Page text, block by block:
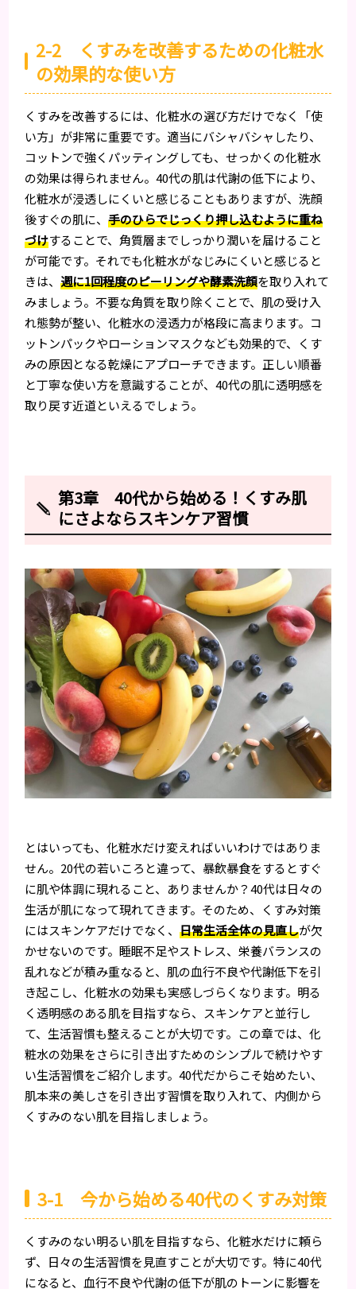
2-2 くすみを改善するための化粧水
の効果的な使い方
くすみを改善するには、化粧水の選び方だけでなく「使
い方」が非常に重要です。適当にバシャバシャしたり、
コットンで強くパッティングしても、せっかくの化粧水
の効果は得られません。40代の肌は代謝の低下により、
化粧水が浸透しにくいと感じることもありますが、洗顔
後すぐの肌に、手のひらでじっくり押し込むように重ね
づけすることで、角質層までしっかり潤いを届けること
が可能です。それでも化粧水がなじみにくいと感じると
きは、週に1回程度のピーリングや酵素洗顔を取り入れて
みましょう。不要な角質を取り除くことで、肌の受け入
れ態勢が整い、化粧水の浸透力が格段に高まります。コ
ットンパックやローションマスクなども効果的で、くす
みの原因となる乾燥にアプローチできます。正しい順番
と丁寧な使い方を意識することが、40代の肌に透明感を
取り戻す近道といえるでしょう。
第3章 40代から始める！くすみ肌
にさよならスキンケア習慣
とはいっても、化粧水だけ変えればいいわけではありま
せん。20代の若いころと違って、暴飲暴食をするとすぐ
に肌や体調に現れること、ありませんか？40代は日々の
生活が肌になって現れてきます。そのため、くすみ対策
にはスキンケアだけでなく、日常生活全体の見直しが欠
かせないのです。睡眠不足やストレス、栄養バランスの
乱れなどが積み重なると、肌の血行不良や代謝低下を引
き起こし、化粧水の効果も実感しづらくなります。明る
く透明感のある肌を目指すなら、スキンケアと並行し
て、生活習慣も整えることが大切です。この章では、化
粧水の効果をさらに引き出すためのシンプルで続けやす
い生活習慣をご紹介します。40代だからこそ始めたい、
肌本来の美しさを引き出す習慣を取り入れて、内側から
くすみのない肌を目指しましょう。
3-1 今から始める40代のくすみ対策
くすみのない明るい肌を目指すなら、化粧水だけに頼ら
ず、日々の生活習慣を見直すことが大切です。特に40代
になると、血行不良や代謝の低下が肌のトーンに影響を